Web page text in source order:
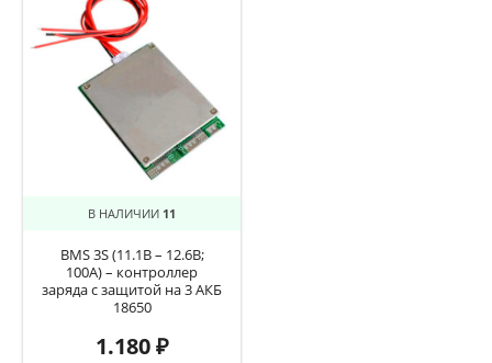
В НАЛИЧИИ 11
BMS 3S (11.1В – 12.6В;
100А) – контроллер
заряда с защитой на 3 АКБ
18650
1.180₽